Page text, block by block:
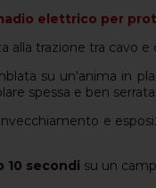
elettrico per
alla trazione tra cavo
su un'anima in
spessa e ben serrata.
e
10 secondi su un